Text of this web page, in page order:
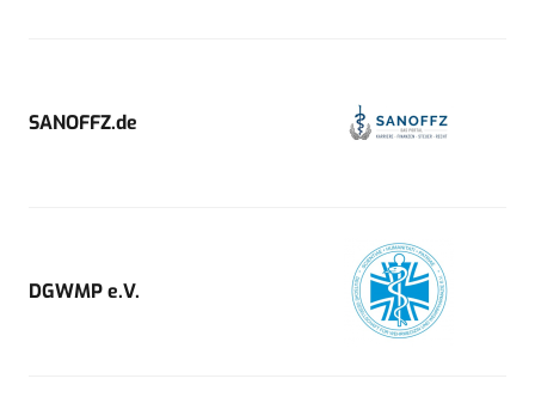
SANOFFZ.de
DGWMP e.V.